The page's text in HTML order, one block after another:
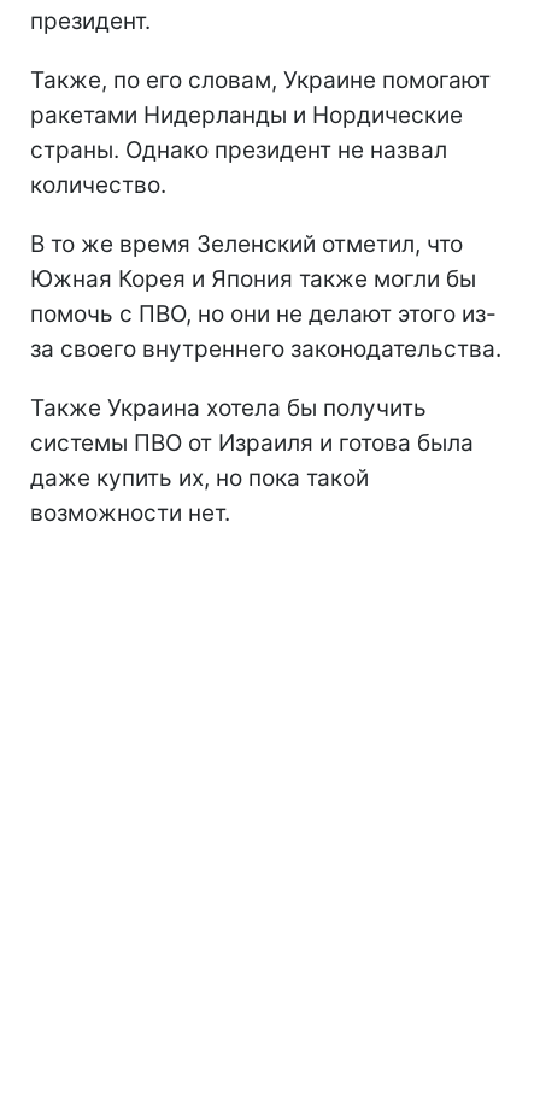
президент.
Также, по его словам, Украине помогают
ракетами Нидерланды и Нордические
страны. Однако президент не назвал
количество.
В то же время Зеленский отметил, что
Южная Корея и Япония также могли бы
помочь с ПВО, но они не делают этого из-
за своего внутреннего законодательства.
Также Украина хотела бы получить
системы ПВО от Израиля и готова была
даже купить их, но пока такой
возможности нет.